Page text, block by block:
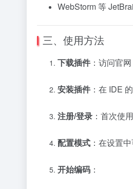
WebStorm 等
三、使用方法
下载插件 ：访问官网
安装插件 ：在 IDE
注册/登录 ：首次使
配置模式 ：在设置
开始编码 ：